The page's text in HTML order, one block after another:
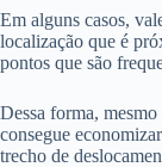
Em alguns casos,
localização que é
pontos que são
Dessa forma,
consegue
trecho de